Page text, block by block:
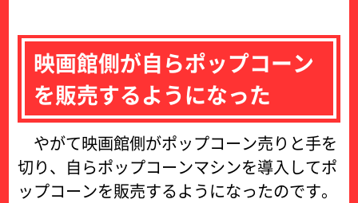
映画館側が自らポップコーン
を販売するようになった
やがて映画館側がポップコーン売りと手を
切り、自らポップコーンマシンを導入してポ
ップコーンを販売するようになったのです。